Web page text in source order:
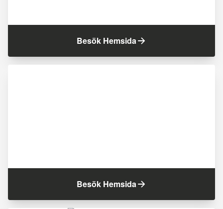
Besök Hemsida
Besök Hemsida